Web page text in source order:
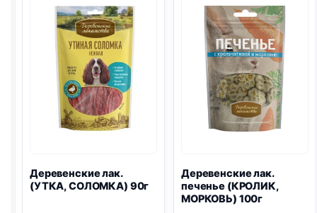
Деревенские лак.
(УТКА, СОЛОМКА) 90г
Деревенские лак.
печенье (КРОЛИК,
МОРКОВЬ) 100г